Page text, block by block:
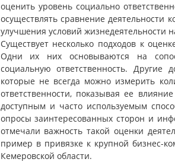
оценить уровень социально
осуществлять сравнение деятельности
улучшения условий жизнедеятельности
Существует несколько подходов к
Одни их них основываются на
социальную ответственность.
которые не всегда можно измерить
ответственности, показывая ее
доступным и часто используемым
опросы заинтересованных сторон и
отмечали важность такой оценки
пример в привязке к крупной бизнес-
Кемеровской области.